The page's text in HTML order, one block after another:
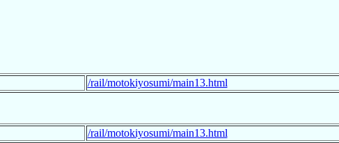
/rail/motokiyosumi/main13.html
/rail/motokiyosumi/main13.html